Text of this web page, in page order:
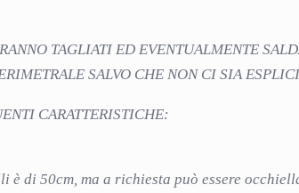
TAGLIATI ED EVENTUALMENTE
SALVO CHE NON CI SIA
CARATTERISTICHE:
è di 50cm, ma a richiesta può essere